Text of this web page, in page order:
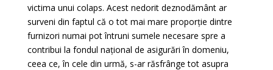
victima unui colaps. Acest nedorit deznodământ ar
surveni din faptul că o tot mai mare proporție dintre
furnizori numai pot întruni sumele necesare spre a
contribui la fondul național de asigurări în domeniu,
ceea ce, în cele din urmă, s-ar răsfrânge tot asupra